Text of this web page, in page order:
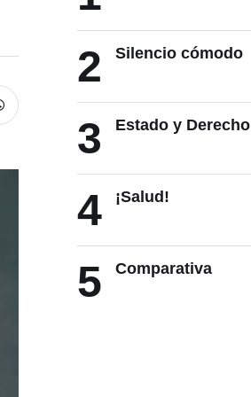
2
Silencio cómodo
3 Estado y Derecho
4 ¡Salud!
5 Comparativa